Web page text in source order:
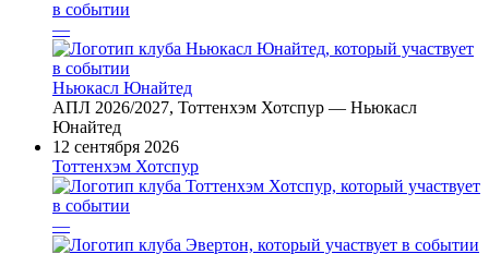
—
Ньюкасл Юнайтед
АПЛ 2026/2027, Тоттенхэм Хотспур — Ньюкасл
Юнайтед
12 сентября 2026
Тоттенхэм Хотспур
—